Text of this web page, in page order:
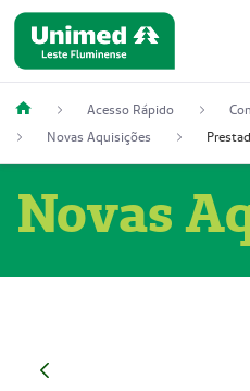
Acesso Rápido
Novas Aquisições
Novas